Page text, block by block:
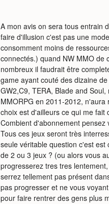
A mon avis on sera tous entrain
faire d'illusion c'est pas une
consomment moins de
connectés.) quand NW MMO de
nombreux il faudrait être
game ayant couté des dizaine
GW2,C9, TERA, Blade and
MMORPG en 2011-2012,
choix est d'ailleurs ce qui me
Combient d'abonnement pensez
Tous ces jeux seront très
seule véritable question c'est
de 2 ou 3 jeux ? (ou alors vous
progresserez tres tres
serrez tellement pas présent
pas progresser et ne vous
pour faire rentrer des gens plus